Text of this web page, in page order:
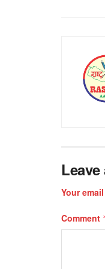
Your
Comment